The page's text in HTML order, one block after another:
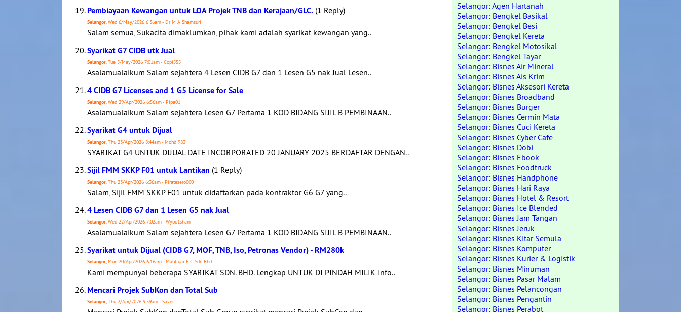
Pembiayaan Kewangan untuk LOA Projek TNB dan Kerajaan/GLC. (1 Reply)
Selangor, Wed 6/May/2026 6:36am - Dr M A Shamsuri
Salam semua, Sukacita dimaklumkan, pihak kami adalah syarikat kewangan yang..
Syarikat G7 CIDB utk Jual
Selangor, Tue 5/May/2026 7:01am - Copi555
Asalamualaikum Salam sejahtera 4 Lesen CIDB G7 dan 1 Lesen G5 nak Jual Lesen..
4 CIDB G7 Licenses and 1 G5 License for Sale
Selangor, Wed 29/Apr/2026 6:56am - Pipa01
Asalamualaikum Salam sejahtera Lesen G7 Pertama 1 KOD BIDANG SIJIL B PEMBINAAN..
Syarikat G4 untuk Dijual
Selangor, Thu 23/Apr/2026 8:44am - Mohd 983
SYARIKAT G4 UNTUK DIJUAL DATE INCORPORATED 20 JANUARY 2025 BERDAFTAR DENGAN..
Sijil FMM SKKP F01 untuk Lantikan (1 Reply)
Selangor, Thu 23/Apr/2026 6:36am - Piratezero000
Salam, Sijil FMM SKKP F01 untuk didaftarkan pada kontraktor G6 G7 yang..
4 Lesen CIDB G7 dan 1 Lesen G5 nak Jual
Selangor, Wed 22/Apr/2026 7:02am - Wyoo1sham
Asalamualaikum Salam sejahtera Lesen G7 Pertama 1 KOD BIDANG SIJIL B PEMBINAAN..
Syarikat untuk Dijual (CIDB G7, MOF, TNB, Iso, Petronas Vendor) - RM280k
Selangor, Mon 20/Apr/2026 6:16am - Mahligai E C Sdn Bhd
Kami mempunyai beberapa SYARIKAT SDN. BHD. Lengkap UNTUK DI PINDAH MILIK Info..
Mencari Projek SubKon dan Total Sub
Selangor, Thu 2/Apr/2026 9:59am - Saver
Selangor: Agen Hartanah
Selangor: Bengkel Basikal
Selangor: Bengkel Besi
Selangor: Bengkel Kereta
Selangor: Bengkel Motosikal
Selangor: Bengkel Tayar
Selangor: Bisnes Air Mineral
Selangor: Bisnes Ais Krim
Selangor: Bisnes Aksesori Kereta
Selangor: Bisnes Broadband
Selangor: Bisnes Burger
Selangor: Bisnes Cermin Mata
Selangor: Bisnes Cuci Kereta
Selangor: Bisnes Cyber Cafe
Selangor: Bisnes Dobi
Selangor: Bisnes Ebook
Selangor: Bisnes Foodtruck
Selangor: Bisnes Handphone
Selangor: Bisnes Hari Raya
Selangor: Bisnes Hotel & Resort
Selangor: Bisnes Ice Blended
Selangor: Bisnes Jam Tangan
Selangor: Bisnes Jeruk
Selangor: Bisnes Kitar Semula
Selangor: Bisnes Komputer
Selangor: Bisnes Kurier & Logistik
Selangor: Bisnes Minuman
Selangor: Bisnes Pasar Malam
Selangor: Bisnes Pelancongan
Selangor: Bisnes Pengantin
Selangor: Bisnes Perabot